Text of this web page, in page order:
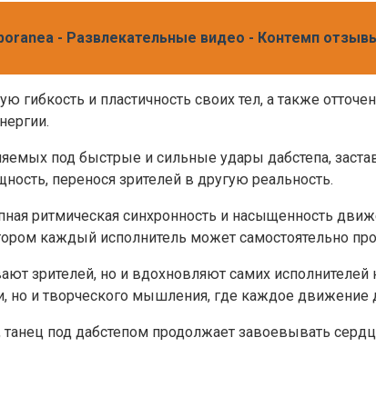
- Развлекательные видео - Контемп
гибкость и пластичность своих тел, а также
под быстрые и сильные удары дабстепа,
перенося зрителей в другую реальность.
ритмическая синхронность и насыщенность
каждый исполнитель может самостоятельно
зрителей, но и вдохновляют самих
но и творческого мышления, где каждое
танец под дабстепом продолжает завоевывать